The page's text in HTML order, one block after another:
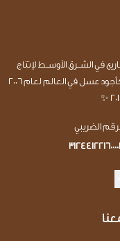
في الشــرق الأوســط لإنتاج
النحـل و العســل البلـدي الدوائي الحائز ع المركز الأول كأجود عسل في العالم لعام 2006
الضريبي